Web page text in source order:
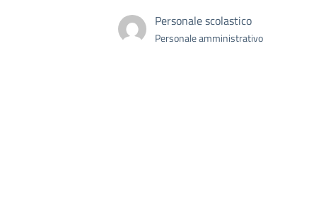
Personale scolastico
Personale amministrativo